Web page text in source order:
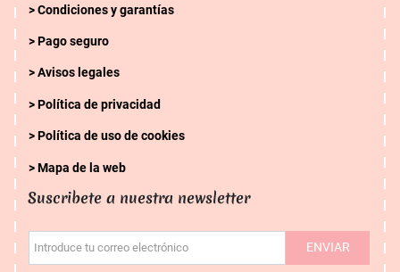
Condiciones y garantías
Pago seguro
Avisos legales
Política de privacidad
Política de uso de cookies
Mapa de la web
Suscribete a nuestra newsletter
Introduce tu correo electrónico ENVIAR